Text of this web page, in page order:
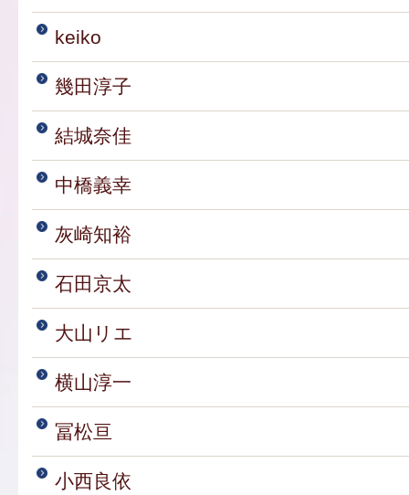
keiko
幾田淳子
結城奈佳
中橋義幸
灰崎知裕
石田京太
大山リエ
横山淳一
冨松亘
小西良依